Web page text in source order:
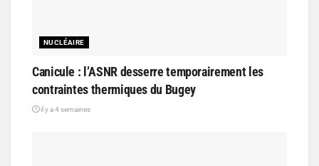
NUCLÉAIRE
Canicule : l’ASNR desserre temporairement les
contraintes thermiques du Bugey
il y a 4 semaines